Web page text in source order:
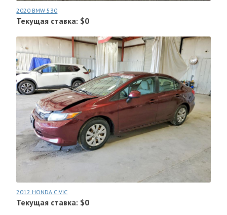
2020 BMW 530
Текущая ставка: $0
2012 HONDA CIVIC
Текущая ставка: $0